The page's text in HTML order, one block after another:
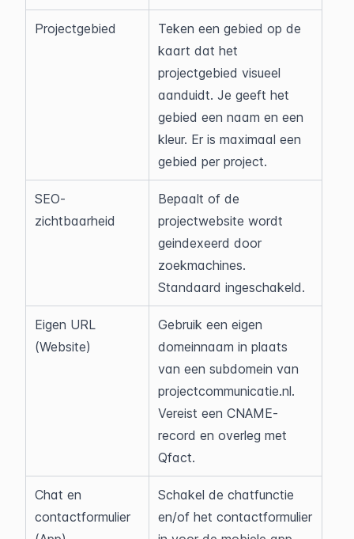
Projectgebied
Teken een gebied op de
kaart dat het
projectgebied visueel
aanduidt. Je geeft het
gebied een naam en een
kleur. Er is maximaal een
gebied per project.
SEO-
zichtbaarheid
Bepaalt of de
projectwebsite wordt
geindexeerd door
zoekmachines.
Standaard ingeschakeld.
Eigen URL
(Website)
Gebruik een eigen
domeinnaam in plaats
van een subdomein van
projectcommunicatie.nl.
Vereist een CNAME-
record en overleg met
Qfact.
Chat en
contactformulier
Schakel de chatfunctie
en/of het contactformulier